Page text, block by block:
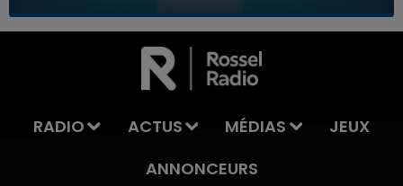
LA TEAM DE L'ÉTÉ
RADIO ACTUS MÉDIAS
JEUX
ANNONCEURS